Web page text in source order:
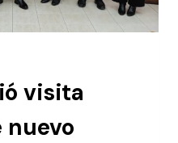
visita